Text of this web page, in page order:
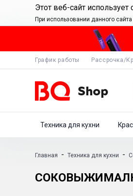
Этот веб-сайт
При использовании данного
График работы Рассрочка/
Техника для кухни
Главная - Техника для кухни -